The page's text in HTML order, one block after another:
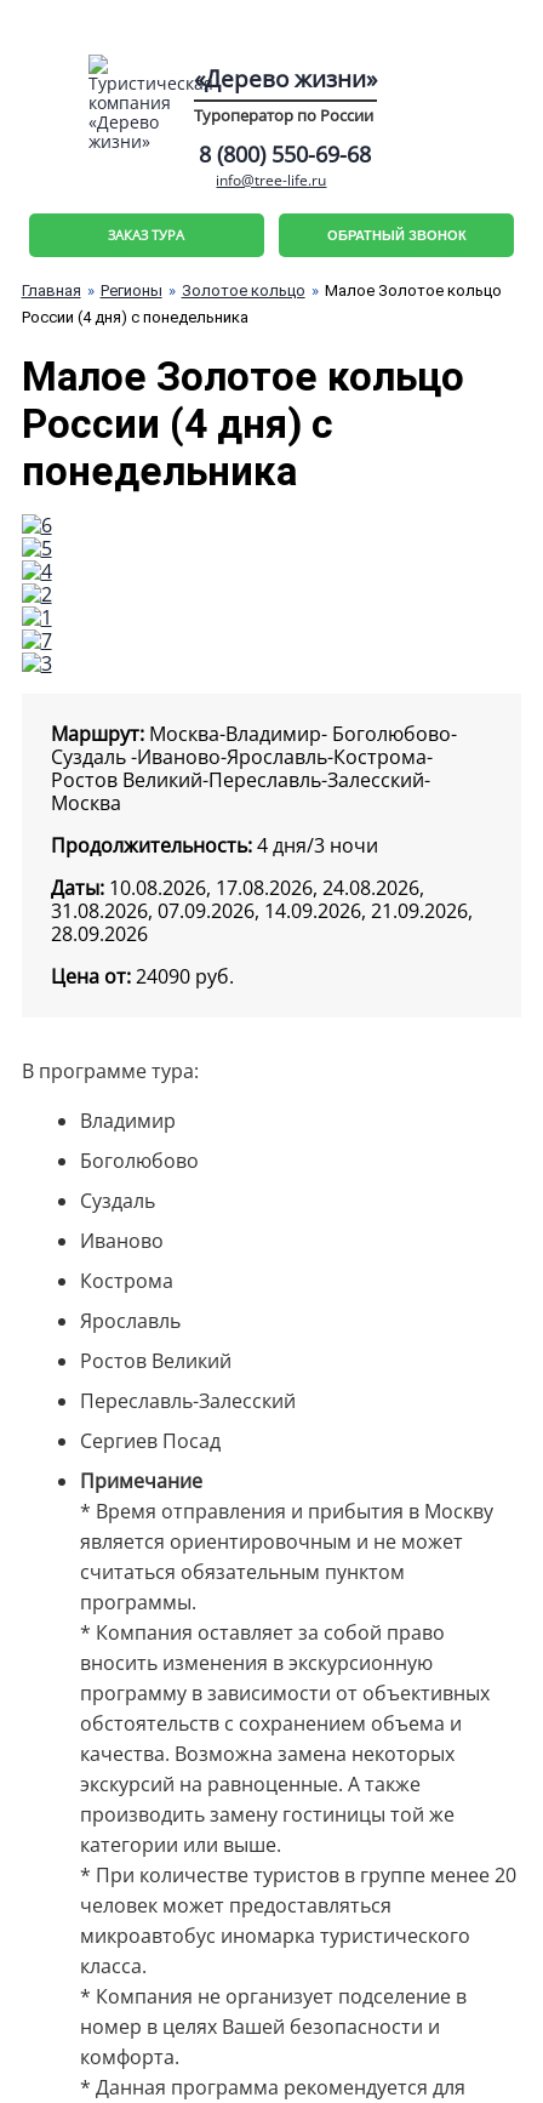
«Дерево жизни»
Туроператор по России
ЗАКАЗ ТУРА ОБРАТНЫЙ ЗВОНОК
8 (800) 550-69-68
info@tree-life.ru
Главная Регионы Золотое кольцо
Малое Золотое кольцо
России (4 дня) с понедельника
Малое Золотое кольцо
России (4 дня) с
понедельника
Маршрут: Москва-Владимир- Боголюбово-
Суздаль -Иваново-Ярославль-Кострома-
Ростов Великий-Переславль-Залесский-
Москва
Продолжительность: 4 дня/3 ночи
Даты: 10.08.2026, 17.08.2026, 24.08.2026,
31.08.2026, 07.09.2026, 14.09.2026, 21.09.2026,
28.09.2026
Цена от: 24090 руб.
В программе тура:
Владимир
Боголюбово
Суздаль
Иваново
Кострома
Ярославль
Ростов Великий
Переславль-Залесский
Сергиев Посад
Примечание
* Время отправления и прибытия в Москву
является ориентировочным и не может
считаться обязательным пунктом
программы.
* Компания оставляет за собой право
вносить изменения в экскурсионную
программу в зависимости от объективных
обстоятельств с сохранением объема и
качества. Возможна замена некоторых
экскурсий на равноценные. А также
производить замену гостиницы той же
категории или выше.
* При количестве туристов в группе менее 20
человек может предоставляться
микроавтобус иномарка туристического
класса.
* Компания не организует подселение в
номер в целях Вашей безопасности и
комфорта.
* Данная программа рекомендуется для